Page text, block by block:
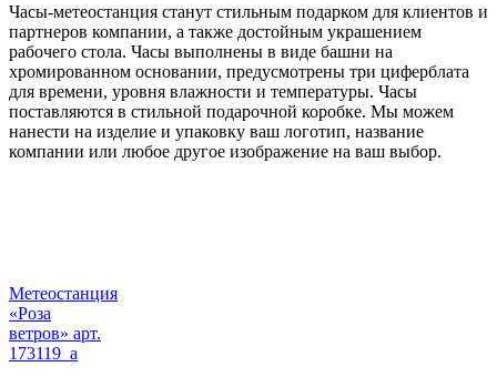
Часы-метеостанция станут стильным подарком для клиентов и
партнеров компании, а также достойным украшением
рабочего стола. Часы выполнены в виде башни на
хромированном основании, предусмотрены три циферблата
для времени, уровня влажности и температуры. Часы
поставляются в стильной подарочной коробке. Мы можем
нанести на изделие и упаковку ваш логотип, название
компании или любое другое изображение на ваш выбор.
Метеостанция
«Роза
ветров» арт.
173119_a